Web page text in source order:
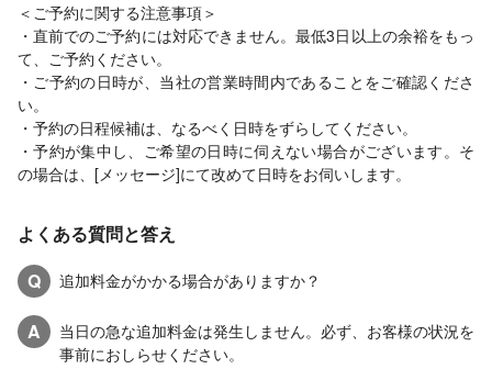
＜ご予約に関する注意事項＞
・直前でのご予約には対応できません。最低3日以上の余裕をもっ
て、ご予約ください。
・ご予約の日時が、当社の営業時間内であることをご確認くださ
い。
・予約の日程候補は、なるべく日時をずらしてください。
・予約が集中し、ご希望の日時に伺えない場合がございます。そ
の場合は、[メッセージ]にて改めて日時をお伺いします。
よくある質問と答え
Q
追加料金がかかる場合がありますか？
A
当日の急な追加料金は発生しません。必ず、お客様の状況を
事前におしらせください。